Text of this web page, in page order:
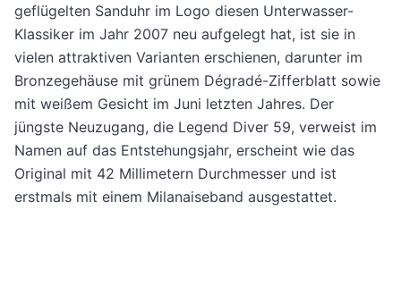
geflügelten Sanduhr im Logo diesen Unterwasser-
Klassiker im Jahr 2007 neu aufgelegt hat, ist sie in
vielen attraktiven Varianten erschienen, darunter im
Bronzegehäuse mit grünem Dégradé-Zifferblatt sowie
mit weißem Gesicht im Juni letzten Jahres. Der
jüngste Neuzugang, die Legend Diver 59, verweist im
Namen auf das Entstehungsjahr, erscheint wie das
Original mit 42 Millimetern Durchmesser und ist
erstmals mit einem Milanaiseband ausgestattet.